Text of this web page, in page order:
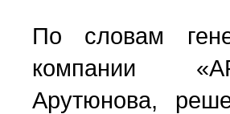
По словам
компании
Арутюнова,